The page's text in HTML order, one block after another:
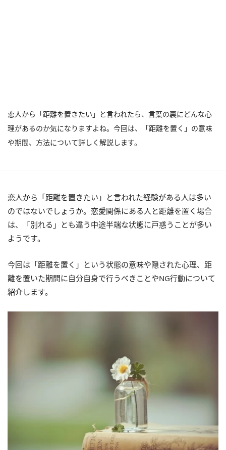
恋人から「距離を置きたい」と言われたら、言葉の裏にどんな心
理があるのか気になりますよね。今回は、「距離を置く」の意味
や期間、方法について詳しく解説します。
恋人から「距離を置きたい」と言われた経験がある人は多い
のではないでしょうか。恋愛関係にある人と距離を置く場合
は、「別れる」とも違う中途半端な状態に戸惑うことが多い
ようです。
今回は「距離を置く」という状態の意味や隠された心理、距
離を置いた期間に自分自身で行うべきことやNG行動について
紹介します。